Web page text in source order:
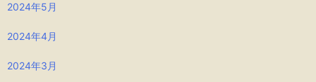
2024年5月
2024年4月
2024年3月